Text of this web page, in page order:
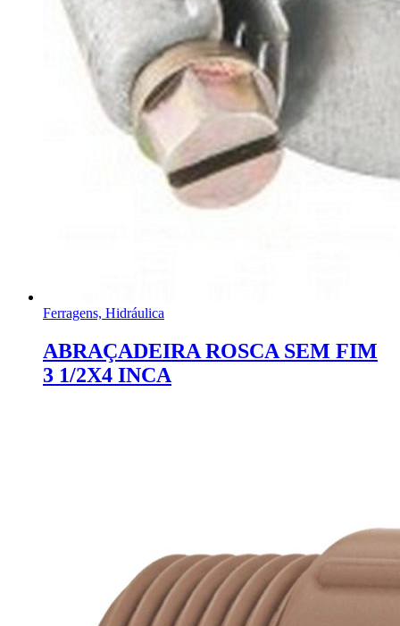
Ferragens, Hidráulica
ABRAÇADEIRA ROSCA SEM FIM
3 1/2X4 INCA